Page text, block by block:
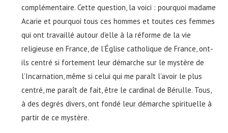
complémentaire. Cette question, la voici : pourquoi madame
Acarie et pourquoi tous ces hommes et toutes ces femmes
qui ont travaillé autour d’elle à la réforme de la vie
religieuse en France, de l’Église catholique de France, ont-
ils centré si fortement leur démarche sur le mystère de
l’Incarnation, même si celui qui me paraît l’avoir le plus
centré, me paraît de fait, être le cardinal de Bérulle. Tous,
à des degrés divers, ont fondé leur démarche spirituelle à
partir de ce mystère.